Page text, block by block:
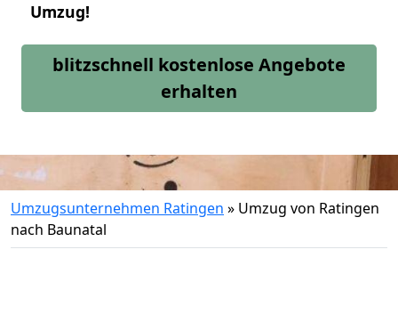
Umzug!
blitzschnell kostenlose Angebote
erhalten
Umzugsunternehmen Ratingen » Umzug von Ratingen
nach Baunatal